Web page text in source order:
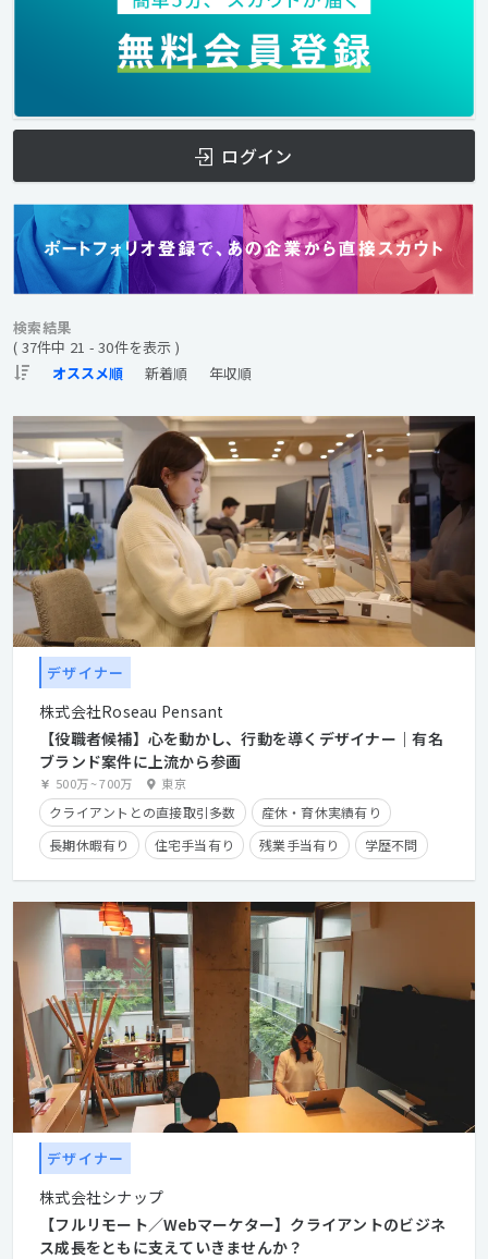
ログイン
検索結果
( 37件中 21 - 30件を表示 )
デザイナー
株式会社Roseau Pensant
【役職者候補】心を動かし、行動を導くデザイナー｜有名
ブランド案件に上流から参画
500万~700万 東京
クライアントとの直接取引多数
産休・育休実績有り
長期休暇有り
住宅手当有り 残業手当有り
学歴不問
経験者優遇
デザイナー
株式会社シナップ
【フルリモート／Webマーケター】クライアントのビジネ
ス成長をともに支えていきませんか？